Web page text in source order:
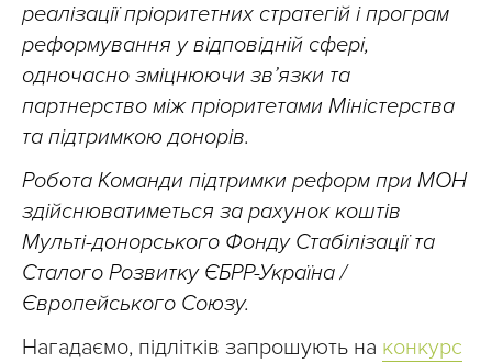
реалізації пріоритетних стратегій і програм
реформування у відповідній сфері,
одночасно зміцнюючи зв’язки та
партнерство між пріоритетами Міністерства
та підтримкою донорів.
Робота Команди підтримки реформ при МОН
здійснюватиметься за рахунок коштів
Мульті-донорського Фонду Стабілізації та
Сталого Розвитку ЄБРР-Україна /
Європейського Союзу.
Нагадаємо, підлітків запрошують на конкурс